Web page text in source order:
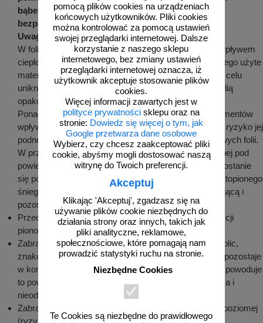
pomocą plików cookies na urządzeniach
końcowych użytkowników. Pliki cookies
można kontrolować za pomocą ustawień
swojej przeglądarki internetowej. Dalsze
korzystanie z naszego sklepu
internetowego, bez zmiany ustawień
przeglądarki internetowej oznacza, iż
użytkownik akceptuje stosowanie plików
cookies.
Więcej informacji zawartych jest w
polityce prywatności sklepu oraz na
stronie: Dowiedz się więcej o tym, jak
Google przetwarza dane osobowe
Wybierz, czy chcesz zaakceptować pliki
cookie, abyśmy mogli dostosować naszą
witrynę do Twoich preferencji.
Akceptuj
Klikając 'Akceptuj', zgadzasz się na
używanie plików cookie niezbędnych do
działania strony oraz innych, takich jak
pliki analityczne, reklamowe,
społecznościowe, które pomagają nam
prowadzić statystyki ruchu na stronie.
Niezbędne Cookies
Te Cookies są niezbędne do prawidłowego
bąbelkowych oraz folii typu stretch nie nadaje się
bezpośrednio do długiego składowania .
Uwaga
W foliach znajdują się związki chemiczne, które pod wpływem
ciepła i wilgoci mogą odbarwić powłokę malarską, dlatego użyte
materiały opakowaniowe muszą być doszczelnione w celu
uniknięcia kondensacji wilgoci pomiędzy powłoką, a folią
opakowaniową.
Ponadto kondensacja pary wodnej na powierzchni elementów
wpływa niekorzystnie na folię odblaskową, stwarzając ryzyko jej
podnoszenia oraz pogorszenia właściwości odblaskowych folii.
W przypadku zaobserwowania kondensacji pary wodnej pod
powierzchnią folii zabezpieczającej lub w przypadku dostanie
się pod nią wody z opadów atmosferycznych lub z roztopionego
śniegu, należy niezwłocznie usunąć folię zabezpieczającą i
pozostawić element do wyschnięcia.
Przechowywane tablice i znaki należy układać w pozycji
pionowej na podkładkach drewnianych lub paletach.
Zabrania się składowania oznakowania pionowego (tablic,
znaków) bezpośrednio na ziemi. Jeżeli woda lub brud pozostaje
w kontakcie ze znakiem (tablicą) przez dłuższy czas, powoduje
to powstanie trwałych zmarszczek, odbarwienie się lica i
nieodwracalną utratę odblaskowości folii.
Zabrania się składowania znaków lub tablic w pozycji poziomej